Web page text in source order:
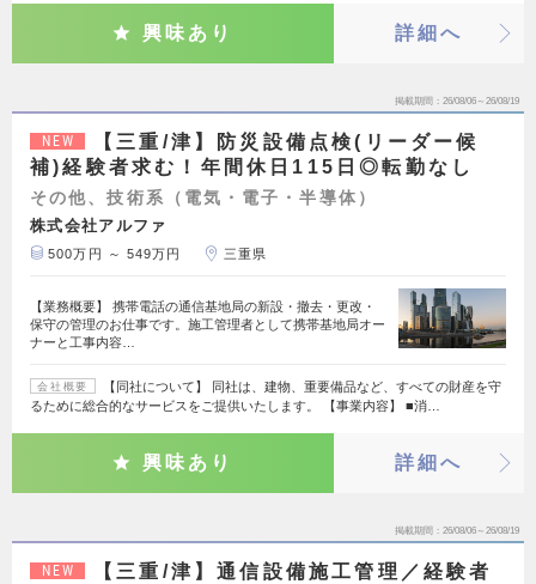
興味あり 詳細へ
掲載期間 26/08/06～26/08/19
NEW
【三重/津】防災設備点検(リーダー候
補)経験者求む！年間休日115日◎転勤なし
その他、技術系（電気・電子・半導体）
株式会社アルファ
500万円 ～ 549万円 三重県
【業務概要】 携帯電話の通信基地局の新設・撤去・更改・
保守の管理のお仕事です。施工管理者として携帯基地局オー
ナーと工事内容…
会社概要
【同社について】 同社は、建物、重要備品など、すべての財産を守
るために総合的なサービスをご提供いたします。 【事業内容】 ■消…
興味あり 詳細へ
掲載期間 26/08/06～26/08/19
NEW
【三重/津】通信設備施工管理／経験者